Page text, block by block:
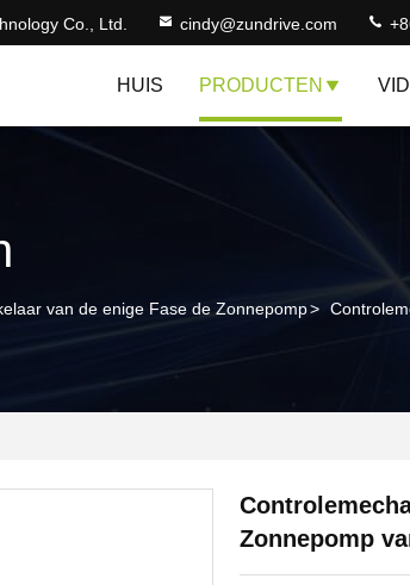
Co., Ltd. cindy@zundrive.com
HUIS PRODUCTEN
van de enige Fase de Zonnepomp>
Zonnepomp